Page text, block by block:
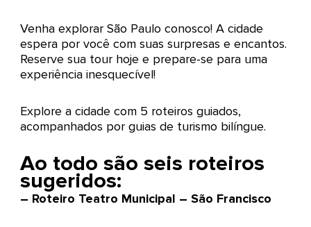
Venha explorar São Paulo conosco! A cidade
espera por você com suas surpresas e encantos.
Reserve sua tour hoje e prepare-se para uma
experiência inesquecível!
Explore a cidade com 5 roteiros guiados,
acompanhados por guias de turismo bilíngue.
Ao todo são seis roteiros
sugeridos:
– Roteiro Teatro Municipal – São Francisco